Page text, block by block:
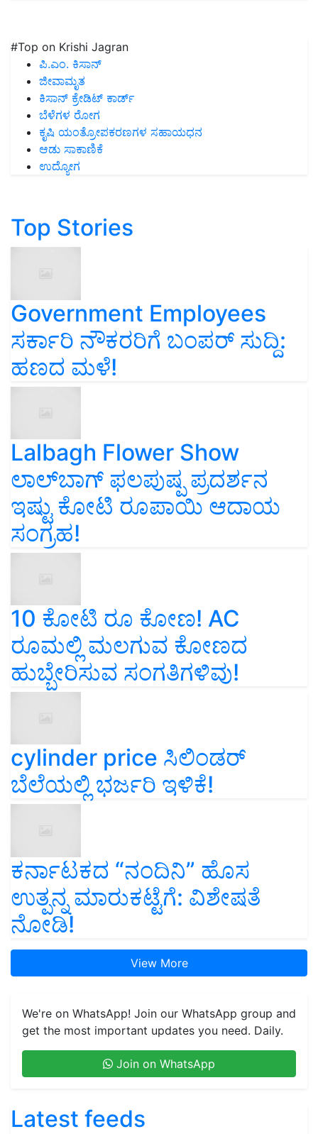
#Top on Krishi Jagran
ಪಿ.ಎಂ. ಕಿಸಾನ್
ಜೀವಾಮೃತ
ಕಿಸಾನ್ ಕ್ರೇಡಿಟ್ ಕಾರ್ಡ್
ಬೆಳೆಗಳ ರೋಗ
ಕೃಷಿ ಯಂತ್ರೋಪಕರಣಗಳ ಸಹಾಯಧನ
ಆಡು ಸಾಕಾಣಿಕೆ
ಉದ್ಯೋಗ
Top Stories
Government Employees
ಸರ್ಕಾರಿ ನೌಕರರಿಗೆ ಬಂಪರ್‌ ಸುದ್ದಿ:
ಹಣದ ಮಳೆ!
Lalbagh Flower Show
ಲಾಲ್‌ಬಾಗ್ ಫಲಪುಷ್ಪ ಪ್ರದರ್ಶನ
ಇಷ್ಟು ಕೋಟಿ ರೂಪಾಯಿ ಆದಾಯ
ಸಂಗ್ರಹ!
10 ಕೋಟಿ ರೂ ಕೋಣ! AC
ರೂಮಲ್ಲಿ ಮಲಗುವ ಕೋಣದ
ಹುಬ್ಬೇರಿಸುವ ಸಂಗತಿಗಳಿವು!
cylinder price ಸಿಲಿಂಡರ್‌
ಬೆಲೆಯಲ್ಲಿ ಭರ್ಜರಿ ಇಳಿಕೆ!
ಕರ್ನಾಟಕದ “ನಂದಿನಿ” ಹೊಸ
ಉತ್ಪನ್ನ ಮಾರುಕಟ್ಟೆಗೆ: ವಿಶೇಷತೆ
ನೋಡಿ!
View More
We're on WhatsApp! Join our WhatsApp group and
get the most important updates you need. Daily.
Join on WhatsApp
Latest feeds